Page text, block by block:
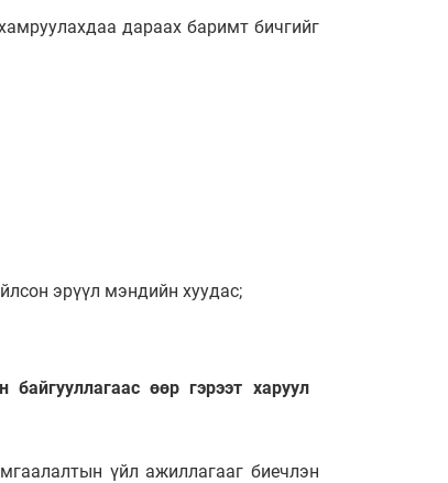
дараах баримт бичгийг
эрүүл мэндийн хуудас;
өөр гэрээт харуул
үйл ажиллагааг биечлэн